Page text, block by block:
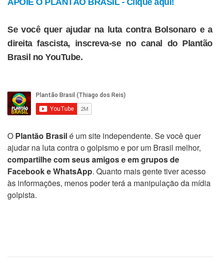
APOIE O PLANTÃO BRASIL - Clique aqui!
Se você quer ajudar na luta contra Bolsonaro e a
direita fascista, inscreva-se no canal do Plantão
Brasil no YouTube.
O Plantão Brasilé um site independente. Se você quer
ajudar na luta contra o golpismo e por um Brasil melhor,
compartilhe com seus amigos e em grupos de
Facebook e WhatsApp. Quanto mais gente tiver acesso
às informações, menos poder terá a manipulação da mídia
golpista.